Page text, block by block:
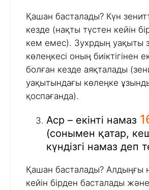
Қашан басталады? Күн
кезде (нақты түстен кейін
кем емес). Зухрдың уақыты
көлеңкесі оның биіктігінен
болған кезде аяқталады
уақытындағы көлеңке
қоспағанда).
Аср – екінті намаз
(сонымен қатар,
күндізгі намаз деп
Қашан басталады? Алдыңғы
кейін бірден басталады